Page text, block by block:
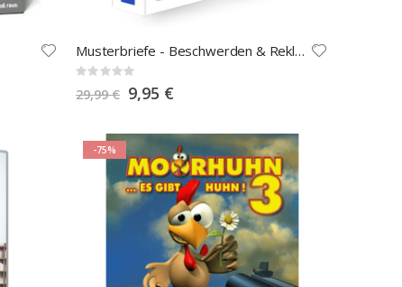
Musterbriefe - Beschwerden & Reklamationen
Rating:
0%
29,99 € Special
Price
9,95 €
-75%